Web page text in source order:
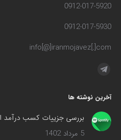
0912-017-5920
0912-017-5930
info[@]iranmojavez[.]com
مارا در اینجا پیدا کنید:
تلگرام
در
پنجره
جدید
آخرین نوشته ها
بررسی جزییات کسب درآمد از
5 مرداد 1402